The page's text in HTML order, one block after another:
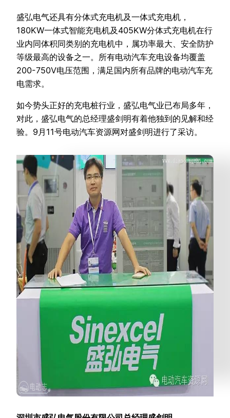
盛弘电气还具有分体式充电机及一体式充电机，
180KW一体式智能充电机及405KW分体式充电机在行
业内同体积同类别的充电机中，属功率最大、安全防护
等级最高的设备之一。所有电动汽车充电设备均覆盖
200-750V电压范围，满足国内所有品牌的电动汽车充
电需求。
如今势头正好的充电桩行业，盛弘电气业已布局多年，
对此，盛弘电气的总经理盛剑明有着他独到的见解和经
验。9月11号电动汽车资源网对盛剑明进行了采访。